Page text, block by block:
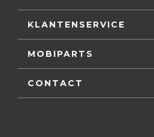
KLANTENSERVICE
MOBIPARTS
CONTACT